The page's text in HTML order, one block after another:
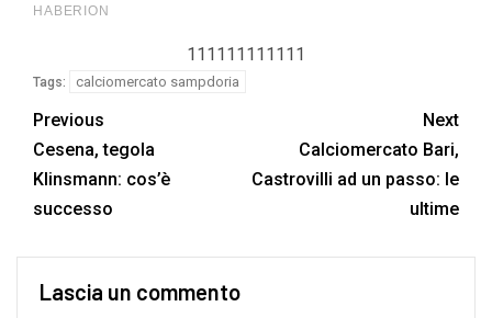
111111111111
Tags: calciomercato sampdoria
Previous
Cesena, tegola
Klinsmann: cos’è
successo
Next
Calciomercato Bari,
Castrovilli ad un passo: le
ultime
Lascia un commento